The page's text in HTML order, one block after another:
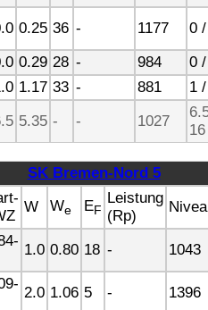
0.25 36 - 1177
0
0.29 28 - 984
0
1.17 33 - 881
1
5.35 - - 1027
16
SK Bremen-Nord 5
W We EF
Leistung
(Rp)
1.0 0.80 18 - 1043
2.0 1.06 5 - 1396